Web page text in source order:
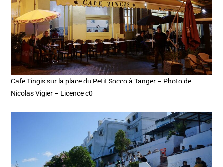
Cafe Tingis sur la place du Petit Socco à Tanger – Photo de
Nicolas Vigier – Licence c0